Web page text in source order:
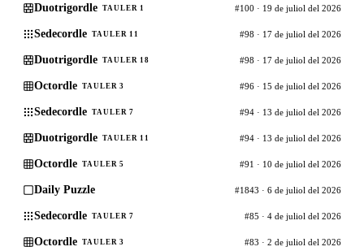
Duotrigordle TAULER 1 #100 · 19 de juliol del 2026
Sedecordle TAULER 11 #98 · 17 de juliol del 2026
Duotrigordle TAULER 18 #98 · 17 de juliol del 2026
Octordle TAULER 3 #96 · 15 de juliol del 2026
Sedecordle TAULER 7 #94 · 13 de juliol del 2026
Duotrigordle TAULER 11 #94 · 13 de juliol del 2026
Octordle TAULER 5 #91 · 10 de juliol del 2026
Daily Puzzle #1843 · 6 de juliol del 2026
Sedecordle TAULER 7 #85 · 4 de juliol del 2026
Octordle TAULER 3 #83 · 2 de juliol del 2026